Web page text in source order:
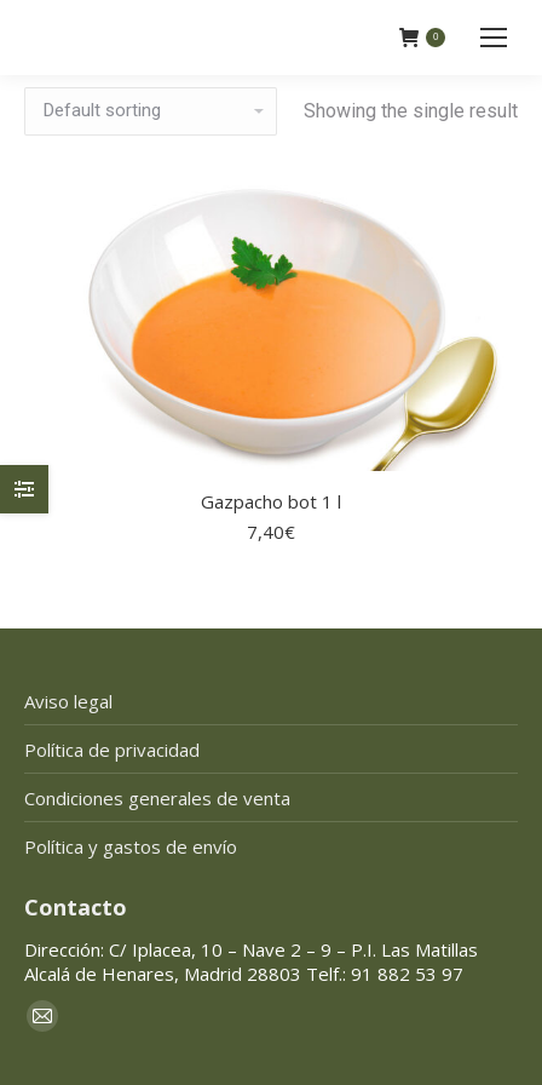
0
Showing the single result
Gazpacho bot 1 l
7,40€
Aviso legal
Política de privacidad
Condiciones generales de venta
Política y gastos de envío
Contacto
Dirección: C/ Iplacea, 10 – Nave 2 – 9 – P.I. Las Matillas
Alcalá de Henares, Madrid 28803 Telf.: 91 882 53 97
Encuéntranos en:
Mail